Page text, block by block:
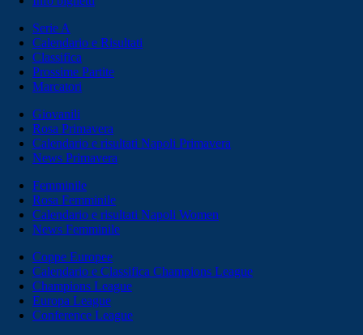
Serie A
Calendario e Risultati
Classifica
Prossime Partite
Marcatori
Giovanili
Rosa Primavera
Calendario e risultati Napoli Primavera
News Primavera
Femminile
Rosa Femminile
Calendario e risultati Napoli Women
News Femminile
Coppe Europee
Calendario e Classifica Champions League
Champions League
Europa League
Conference League